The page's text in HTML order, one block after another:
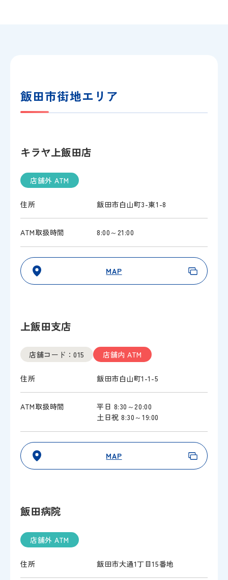
飯田市街地エリア
キラヤ上飯田店
店舗外 ATM
住所 飯田市白山町3-東1-8
ATM取扱時間 8:00～21:00
MAP
上飯田支店
店舗コード：015 店舗内 ATM
住所 飯田市白山町1-1-5
ATM取扱時間
平日 8:30～20:00
土日祝 8:30～19:00
MAP
飯田病院
店舗外 ATM
住所 飯田市大通1丁目15番地